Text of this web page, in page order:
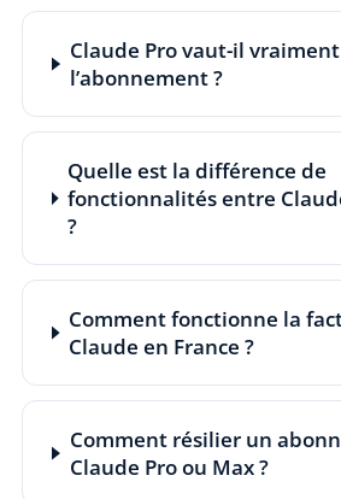
Claude Pro vaut-il
l’abonnement ?
Quelle est la différence de
fonctionnalités entre
?
Comment fonctionne la
Claude en France ?
Comment résilier un
Claude Pro ou Max ?